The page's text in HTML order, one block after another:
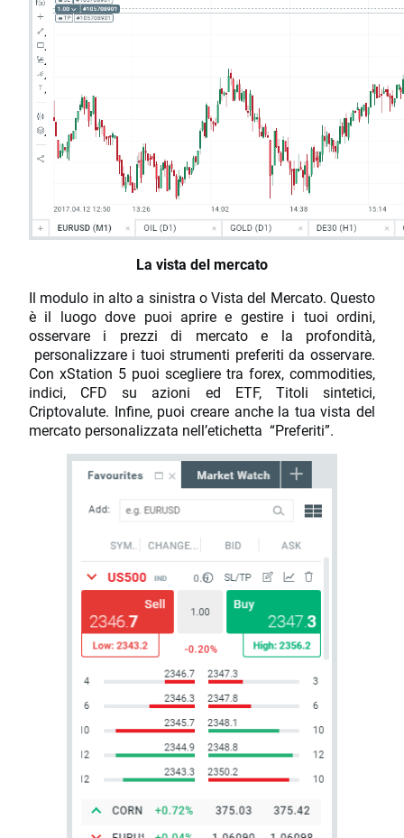
La vista del mercato
Il modulo in alto a sinistra o Vista del Mercato. Questo
è il luogo dove puoi aprire e gestire i tuoi ordini,
osservare i prezzi di mercato e la profondità,
personalizzare i tuoi strumenti preferiti da osservare.
Con xStation 5 puoi scegliere tra forex, commodities,
indici, CFD su azioni ed ETF, Titoli sintetici,
Criptovalute. Infine, puoi creare anche la tua vista del
mercato personalizzata nell’etichetta “Preferiti”.